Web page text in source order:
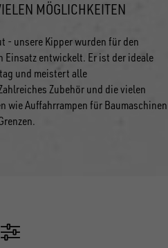
MÖGLICHKEITEN
- unsere Kipper wurden für den
entwickelt. Er ist der ideale
und meistert alle
Zubehör und die vielen
wie Auffahrrampen für Baumaschinen